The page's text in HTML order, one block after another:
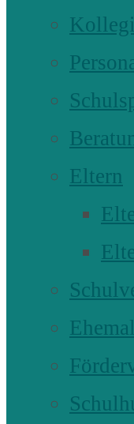
Eltern